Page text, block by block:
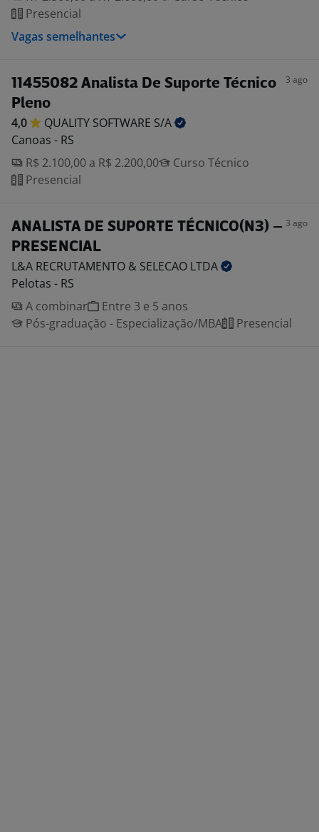
Presencial
Vagas semelhantes
11455082 Analista De Suporte Técnico
Pleno
3 ago
4,0 QUALITY SOFTWARE S/A
Canoas - RS
R$ 2.100,00 a R$ 2.200,00
Curso Técnico
Presencial
ANALISTA DE SUPORTE TÉCNICO(N3) –
PRESENCIAL
3 ago
L&A RECRUTAMENTO & SELECAO LTDA
Pelotas - RS
A combinar
Entre 3 e 5 anos
Pós-graduação - Especialização/MBA
Presencial